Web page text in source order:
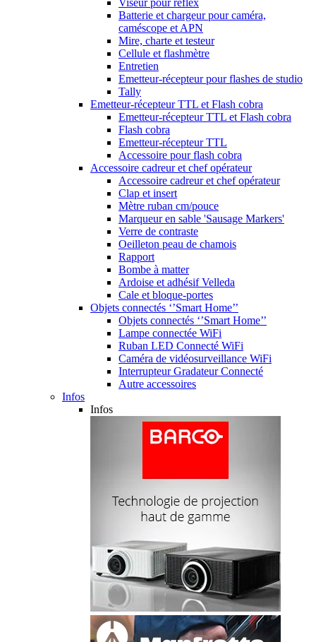
Viseur pour reflex
Batterie et chargeur pour caméra,
caméscope et APN
Mire, charte et testeur
Cellule et flashmètre
Entretien
Emetteur-récepteur pour flashes de studio
Tally
Emetteur-récepteur TTL et Flash cobra
Emetteur-récepteur TTL et Flash cobra
Flash cobra
Emetteur-récepteur TTL
Accessoire pour flash cobra
Accessoire cadreur et chef opérateur
Accessoire cadreur et chef opérateur
Clap et insert
Mètre ruban cm/pouce
Marqueur en sable 'Sausage Markers'
Verre de contraste
Oeilleton peau de chamois
Rapport
Bombe à matter
Ardoise et adhésif Velleda
Cale et bloque-portes
Objets connectés ‘’Smart Home’’
Objets connectés ‘’Smart Home’’
Lampe connectée WiFi
Ruban LED Connecté WiFi
Caméra de vidéosurveillance WiFi
Interrupteur Gradateur Connecté
Autre accessoires
Infos
Infos